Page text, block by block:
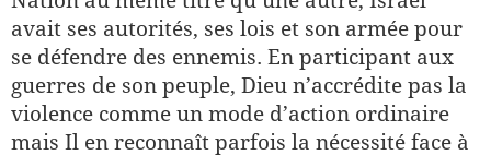
avait ses autorités, ses lois et son armée pour
se défendre des ennemis. En participant aux
guerres de son peuple, Dieu n’accrédite pas la
violence comme un mode d’action ordinaire
mais Il en reconnaît parfois la nécessité face à